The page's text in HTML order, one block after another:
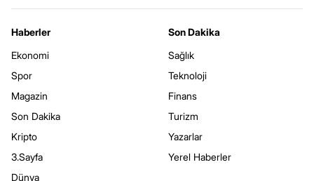
Haberler
Ekonomi
Spor
Magazin
Son Dakika
Kripto
3.Sayfa
Dünya
Son Dakika
Sağlık
Teknoloji
Finans
Turizm
Yazarlar
Yerel Haberler